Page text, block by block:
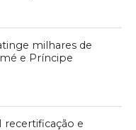
milhares de
e Príncipe
recertificação e